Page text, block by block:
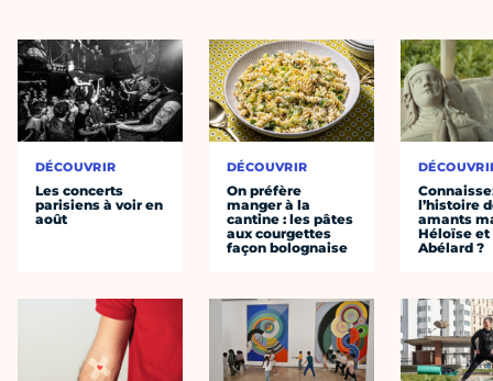
DÉCOUVRIR
Les concerts
parisiens à voir en
août
DÉCOUVRIR
On préfère
manger à la
cantine : les pâtes
aux courgettes
façon bolognaise
l’histoire
amants
Héloïse et
Abélard ?